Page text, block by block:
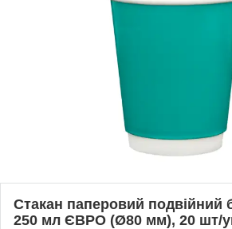
Стакан паперовий подвійний
250 мл ЄВРО (Ø80 мм), 20 шт/